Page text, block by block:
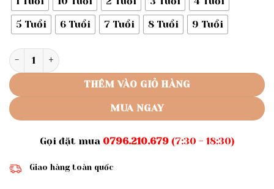
5 Tuổi
6 Tuổi 7 Tuổi 8 Tuổi 9 Tuổi
Rập giấy mã R393 - đầm tay phồng cổ sen cho bé số lượng
THÊM VÀO GIỎ HÀNG
MUA NGAY
Gọi đặt mua 0796.210.679(7:30 - 18:30)
Giao hàng toàn quốc